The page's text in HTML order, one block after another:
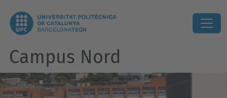
Campus Nord